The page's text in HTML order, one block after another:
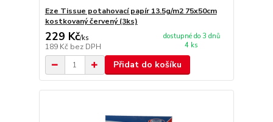
Eze Tissue potahovací papír 13.5g/m2 75x50cm
kostkovaný červený (3ks)
229 Kč/ks
189 Kč bez DPH
dostupné do 3 dnů
4 ks
Přidat do košíku